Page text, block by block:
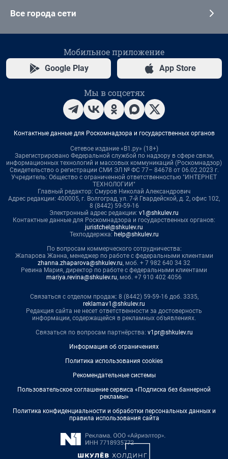
Все города сети
Мобильное приложение
Google Play App Store
Мы в соцсетях
Контактные данные для Роскомнадзора и государственных органов
Сетевое издание «В1.ру» (18+)
Зарегистрировано Федеральной службой по надзору в сфере связи,
информационных технологий и массовых коммуникаций (Роскомнадзор)
Свидетельство о регистрации СМИ ЭЛ № ФС 77– 84678 от 06.02.2023 г.
Учредитель: Общество с ограниченной ответственностью "ИНТЕРНЕТ
ТЕХНОЛОГИИ"
Главный редактор: Смуров Николай Александрович
Адрес редакции: 400005, г. Волгоград, ул. 7-й Гвардейской, д. 2, офис 102,
8 (8442) 59-59-16
Электронный адрес редакции: v1@shkulev.ru
Контактные данные для Роскомнадзора и государственных органов:
juristchel@shkulev.ru
Техподдержка: help@shkulev.ru
По вопросам коммерческого сотрудничества:
Жапарова Жанна, менеджер по работе с федеральными клиентами
zhanna.zhaparova@shkulev.ru, моб. + 7 982 640 34 32
Ревина Мария, директор по работе с федеральными клиентами
mariya.revina@shkulev.ru, моб. +7 910 402 4056
Связаться с отделом продаж: 8 (8442) 59-59-16 доб. 3335,
reklamav1@shkulev.ru
Редакция сайта не несет ответственности за достоверность
информации, содержащейся в рекламных объявлениях.
Связаться по вопросам партнёрства: v1pr@shkulev.ru
Информация об ограничениях
Политика использования cookies
Рекомендательные системы
Пользовательское соглашение сервиса «Подписка без баннерной
рекламы»
Политика конфиденциальности и обработки персональных данных и
правила использования сайта